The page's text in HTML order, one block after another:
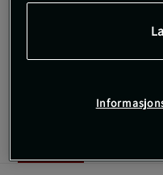
Essential Crew Sock,
sportssokker i en praktisk